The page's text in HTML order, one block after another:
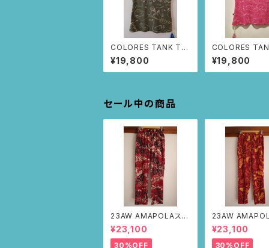
COLORES TANK TO
P（カーキ/白鳥柄) M
サイズ
¥19,800
COLORES
P（ピンク/白鳥
イズ
¥19,800
セール中の商品
23AW AMAPOLAステ
ンシルパンツ(ボルドー・
サボテンの山道柄)
¥23,100
30%OFF
23AW
ンシルパンツ(ボ
リーフ柄)
¥23,100
30%OFF